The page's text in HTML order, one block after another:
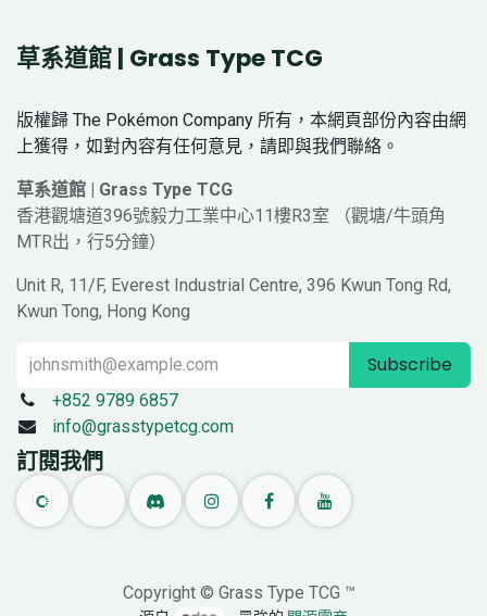
草系道館 | Grass Type TCG
版權歸 The Pokémon Company 所有，本網頁部份內容由網
上獲得，如對內容有任何意見，請即與我們聯絡。
草系道館 | Grass Type TCG
香港觀塘道396號毅力工業中心11樓R3室 （觀塘/牛頭角
MTR出，行5分鐘）
Unit R, 11/F, Everest Industrial Centre, 396 Kwun Tong Rd,
Kwun Tong, Hong Kong
Subscribe
+852 9789 6857
info@grasstypetcg.com
訂閱我們
Copyright © Grass Type TCG ™